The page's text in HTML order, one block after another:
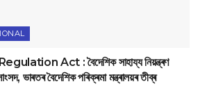
Act : বৈদেশিক সাহায্য নিয়ন্ত্ৰণ
ভাৰতৰ বৈদেশিক পৰিক্ৰমা মন্ত্ৰালয়ৰ তীব্ৰ